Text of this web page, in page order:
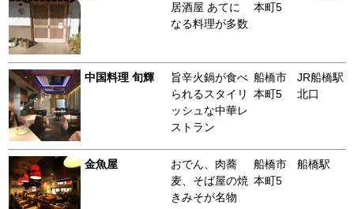
居酒屋 あてに
なる料理が多数
本町5
中国料理 旬輝
旨辛火鍋が食べ
られるスタイリ
ッシュな中華レ
ストラン
船橋市
本町5
JR船橋駅
北口
金魚屋
おでん、肉蕎
麦、そば屋の焼
きみそが名物
船橋市
本町5
船橋駅